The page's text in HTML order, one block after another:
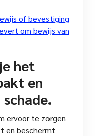
of bevestiging
om bewijs van
het
en
ervoor te zorgen
en beschermt